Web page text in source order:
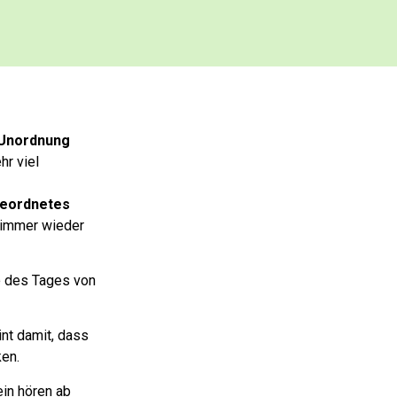
viel
wieder
Tages von
damit, dass
hören ab